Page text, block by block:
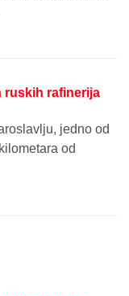
ruskih rafinerija
jedno od
od